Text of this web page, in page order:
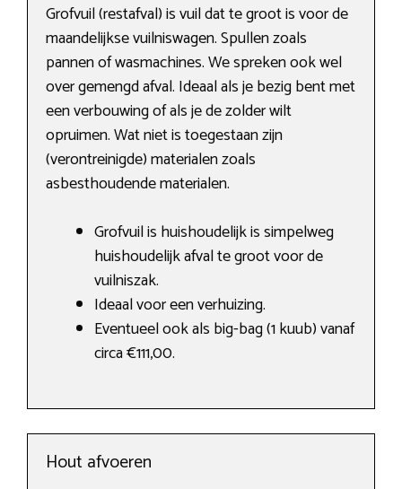
Grofvuil (restafval) is vuil dat te groot is voor de
maandelijkse vuilniswagen. Spullen zoals
pannen of wasmachines. We spreken ook wel
over gemengd afval. Ideaal als je bezig bent met
een verbouwing of als je de zolder wilt
opruimen. Wat niet is toegestaan zijn
(verontreinigde) materialen zoals
asbesthoudende materialen.
Grofvuil is huishoudelijk is simpelweg
huishoudelijk afval te groot voor de
vuilniszak.
Ideaal voor een verhuizing.
Eventueel ook als big-bag (1 kuub) vanaf
circa €111,00.
Hout afvoeren